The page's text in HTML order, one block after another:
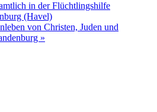
in der Flüchtlingshilfe
(Havel)
von Christen, Juden und
»